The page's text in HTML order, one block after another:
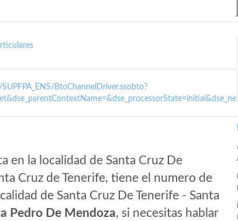
BtoChannelDriver.ssobto?
en la localidad de Santa Cruz De
Cruz de Tenerife, tiene el numero de
de Santa Cruz De Tenerife - Santa
Pedro De Mendoza, si necesitas hablar